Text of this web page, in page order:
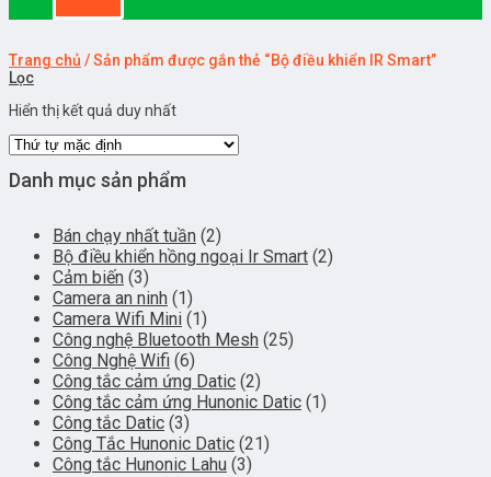
Trang chủ /Sản phẩm được gắn thẻ “Bộ điều khiển IR Smart”
Lọc
Hiển thị kết quả duy nhất
Danh mục sản phẩm
Bán chạy nhất tuần (2)
Bộ điều khiển hồng ngoại Ir Smart (2)
Cảm biến (3)
Camera an ninh (1)
Camera Wifi Mini (1)
Công nghệ Bluetooth Mesh (25)
Công Nghệ Wifi (6)
Công tắc cảm ứng Datic (2)
Công tắc cảm ứng Hunonic Datic (1)
Công tắc Datic (3)
Công Tắc Hunonic Datic (21)
Công tắc Hunonic Lahu (3)